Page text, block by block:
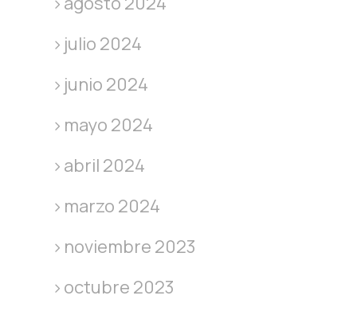
julio 2024
junio 2024
mayo 2024
abril 2024
marzo 2024
noviembre 2023
octubre 2023